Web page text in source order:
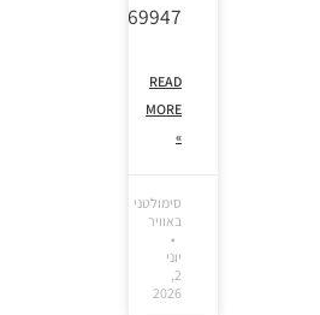
7369947
READ
MORE
»
סימולטני
באוויר
יוני
2026